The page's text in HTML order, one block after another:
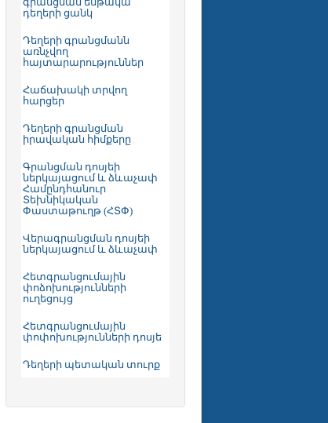
գրանցման ենթակա
դեղերի ցանկ
Դեղերի գրանցմանն
առնչվող
հայտարարություններ
Հաճախակի տրվող
հարցեր
Դեղերի գրանցման
իրավական հիմքերը
Գրանցման դոսյեի
ներկայացում և ձևաչափ
Համընդհանուր
Տեխնիկական
Փաստաթուղթ (ՀՏՓ)
Վերագրանցման դոսյեի
ներկայացում և ձևաչափ
Հետգրանցումային
փոձոխությունների
ուղեցույց
Հետգրանցումային
փոփոխությունների դոսյե
Դեղերի պետական տուրք